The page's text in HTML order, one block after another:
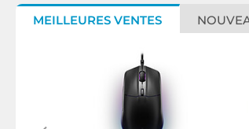
MEILLEURES VENTES